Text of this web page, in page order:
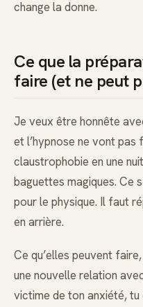
change la donne.
Ce que la
faire (et ne peut
Je veux être honnête
et l’hypnose ne vont
claustrophobie en une
baguettes magiques. Ce
pour le physique. Il faut
en arrière.
Ce qu’elles peuvent
une nouvelle relation
victime de ton anxiété,